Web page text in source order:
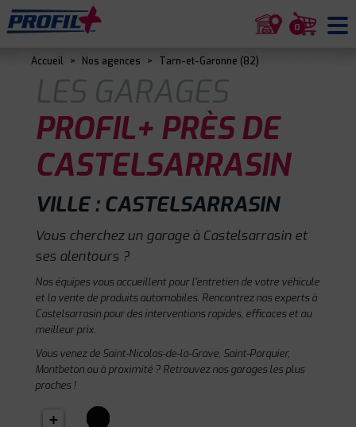
0
Accueil > Nos agences > Tarn-et-Garonne (82)
LES GARAGES
PROFIL+ PRÈS DE
CASTELSARRASIN
VILLE : CASTELSARRASIN
Vous cherchez un garage à Castelsarrasin et
ses alentours ?
Nos équipes vous accueillent pour l'entretien de votre véhicule
et la vente de produits automobiles. Rencontrez nos experts à
Castelsarrasin pour des interventions rapides, efficaces et au
meilleur prix.
Vous venez de Saint-Nicolas-de-la-Grave, Saint-Porquier,
Montbeton ou à proximité ? Retrouvez nos garages les plus
proches !
+